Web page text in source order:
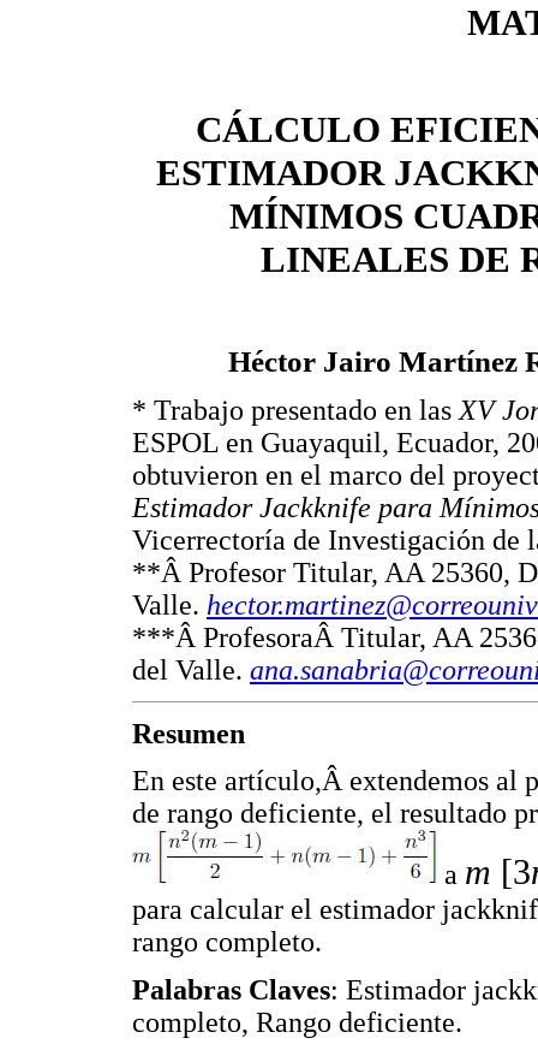
CÁLCULO
ESTIMADOR
MÍNIMOS
LINEALES DE
Héctor Jairo Martínez
* Trabajo presentado en las XV
ESPOL en Guayaquil, Ecuador,
obtuvieron en el marco del
Estimador Jackknife para
Vicerrectoría de Investigación de
**Â Profesor Titular, AA 25360,
Valle.
***Â ProfesoraÂ Titular, AA
del Valle.
Resumen
En este artículo,Â extendemos al
de rango deficiente, el resultado
a m [3
para calcular el estimador
rango completo.
Palabras Claves: Estimador
completo, Rango deficiente.